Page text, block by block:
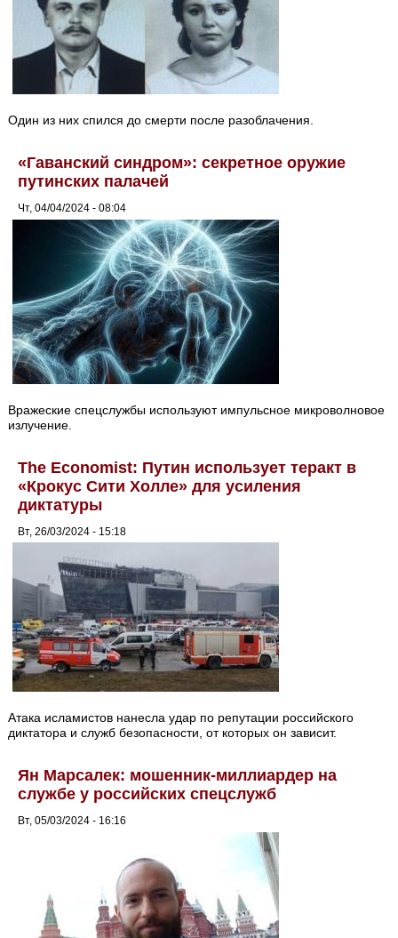
Один из них спился до смерти после разоблачения.
«Гаванский синдром»: секретное оружие
путинских палачей
Чт, 04/04/2024 - 08:04
Вражеские спецслужбы используют импульсное микроволновое
излучение.
The Economist: Путин использует теракт в
«Крокус Сити Холле» для усиления
диктатуры
Вт, 26/03/2024 - 15:18
Атака исламистов нанесла удар по репутации российского
диктатора и служб безопасности, от которых он зависит.
Ян Марсалек: мошенник-миллиардер на
службе у российских спецслужб
Вт, 05/03/2024 - 16:16